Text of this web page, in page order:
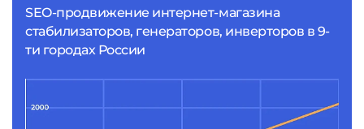
SEO-продвижение интернет-магазина
стабилизаторов, генераторов, инверторов в 9-
ти городах России